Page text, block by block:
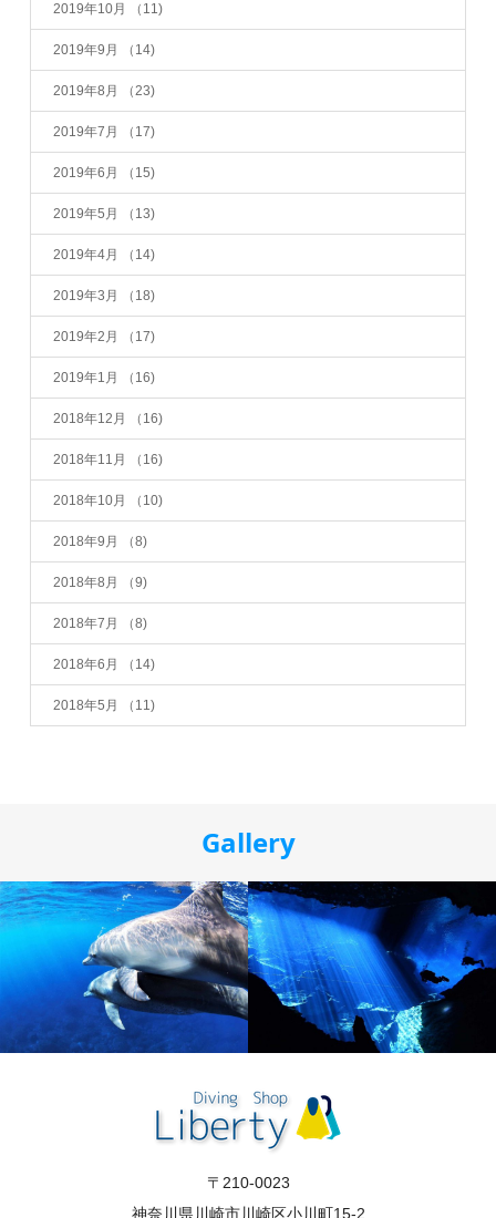
2019年10月 （11)
2019年9月 （14)
2019年8月 （23)
2019年7月 （17)
2019年6月 （15)
2019年5月 （13)
2019年4月 （14)
2019年3月 （18)
2019年2月 （17)
2019年1月 （16)
2018年12月 （16)
2018年11月 （16)
2018年10月 （10)
2018年9月 （8)
2018年8月 （9)
2018年7月 （8)
2018年6月 （14)
2018年5月 （11)
Gallery
〒210-0023
神奈川県川崎市川崎区小川町15-2